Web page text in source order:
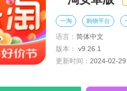
一淘 购物平台
语言： 简体中文
版本：
v9.26.1
更新时间： 2024-02-